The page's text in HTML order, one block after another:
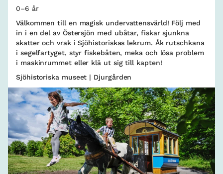
0–6 år
Välkommen till en magisk undervattensvärld! Följ med
in i en del av Östersjön med ubåtar, fiskar sjunkna
skatter och vrak i Sjöhistoriskas lekrum. Åk rutschkana
i segelfartyget, styr fiskebåten, meka och lösa problem
i maskinrummet eller klä ut sig till kapten!
Sjöhistoriska museet | Djurgården